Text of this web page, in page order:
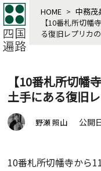
HOME > 中務茂
【10番札所切幡
る復旧レプリカ
【10番札所切
土手にある復旧
野瀬 照山 公開
10番札所切幡寺から